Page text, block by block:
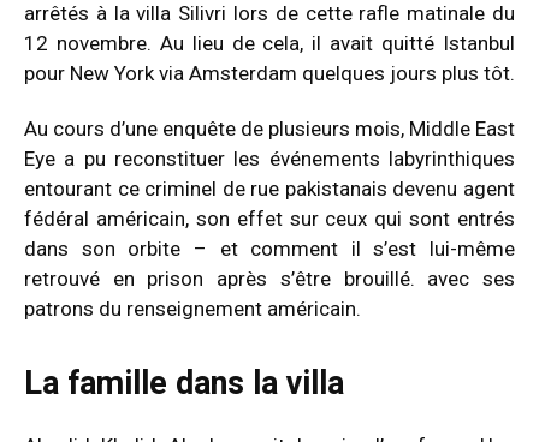
arrêtés à la villa Silivri lors de cette rafle matinale du
12 novembre. Au lieu de cela, il avait quitté Istanbul
pour New York via Amsterdam quelques jours plus tôt.
Au cours d’une enquête de plusieurs mois, Middle East
Eye a pu reconstituer les événements labyrinthiques
entourant ce criminel de rue pakistanais devenu agent
fédéral américain, son effet sur ceux qui sont entrés
dans son orbite – et comment il s’est lui-même
retrouvé en prison après s’être brouillé. avec ses
patrons du renseignement américain.
La famille dans la villa